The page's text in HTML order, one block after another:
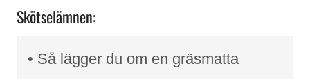
Skötselämnen:
• Så lägger du om en gräsmatta